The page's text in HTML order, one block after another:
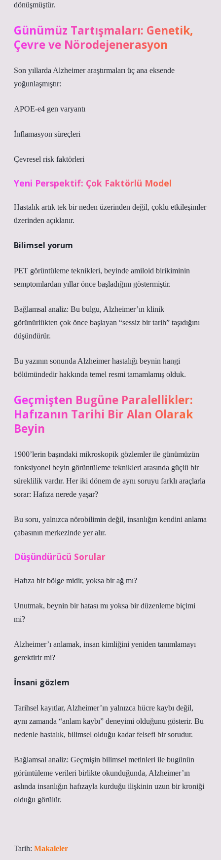
dönüşmüştür.
Günümüz Tartışmaları: Genetik,
Çevre ve Nörodejenerasyon
Son yıllarda Alzheimer araştırmaları üç ana eksende
yoğunlaşmıştır:
APOE-e4 gen varyantı
İnflamasyon süreçleri
Çevresel risk faktörleri
Yeni Perspektif: Çok Faktörlü Model
Hastalık artık tek bir neden üzerinden değil, çoklu etkileşimler
üzerinden açıklanır.
Bilimsel yorum
PET görüntüleme teknikleri, beyinde amiloid birikiminin
semptomlardan yıllar önce başladığını göstermiştir.
Bağlamsal analiz: Bu bulgu, Alzheimer’ın klinik
görünürlükten çok önce başlayan “sessiz bir tarih” taşıdığını
düşündürür.
Bu yazının sonunda Alzheimer hastalığı beynin hangi
bölümündedir hakkında temel resmi tamamlamış olduk.
Geçmişten Bugüne Paralellikler:
Hafızanın Tarihi Bir Alan Olarak
Beyin
1900’lerin başındaki mikroskopik gözlemler ile günümüzün
fonksiyonel beyin görüntüleme teknikleri arasında güçlü bir
süreklilik vardır. Her iki dönem de aynı soruyu farklı araçlarla
sorar: Hafıza nerede yaşar?
Bu soru, yalnızca nörobilimin değil, insanlığın kendini anlama
çabasının merkezinde yer alır.
Düşündürücü Sorular
Hafıza bir bölge midir, yoksa bir ağ mı?
Unutmak, beynin bir hatası mı yoksa bir düzenleme biçimi
mi?
Alzheimer’ı anlamak, insan kimliğini yeniden tanımlamayı
gerektirir mi?
İnsani gözlem
Tarihsel kayıtlar, Alzheimer’ın yalnızca hücre kaybı değil,
aynı zamanda “anlam kaybı” deneyimi olduğunu gösterir. Bu
nedenle hastalık, bilimsel olduğu kadar felsefi bir sorudur.
Bağlamsal analiz: Geçmişin bilimsel metinleri ile bugünün
görüntüleme verileri birlikte okunduğunda, Alzheimer’ın
aslında insanlığın hafızayla kurduğu ilişkinin uzun bir kroniği
olduğu görülür.
Tarih: Makaleler